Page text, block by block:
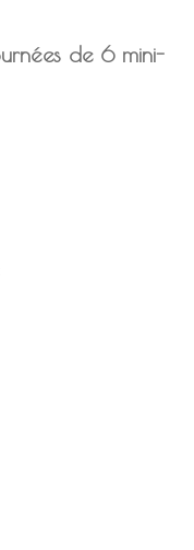
de 6 mini-